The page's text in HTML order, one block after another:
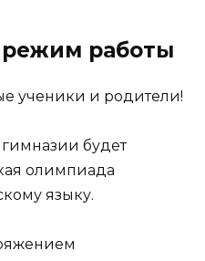
работы
ученики и родители!
гимназии будет
олимпиада
языку.